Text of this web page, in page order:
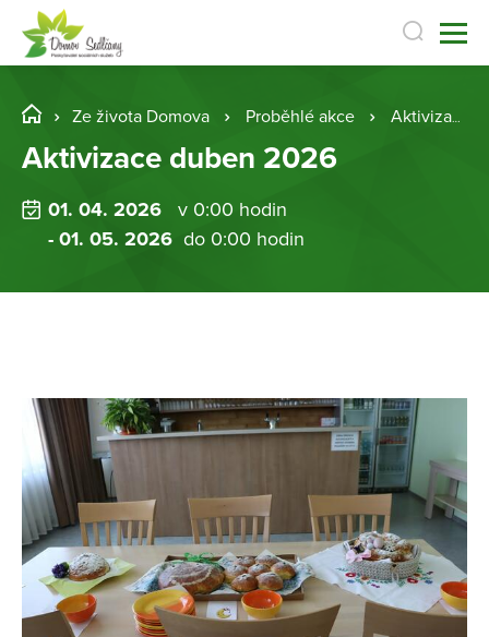
Ze života Domova Proběhlé akce Aktivizace duben 2026
Aktivizace duben 2026
01. 04. 2026
v 0:00 hodin
- 01. 05. 2026 do 0:00 hodin